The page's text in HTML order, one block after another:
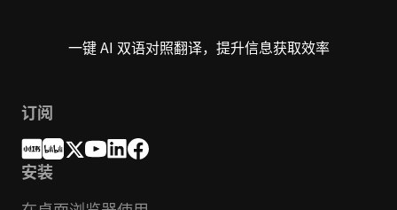
一键 AI 双语对照翻译，提升信息获取效率
订阅
安装